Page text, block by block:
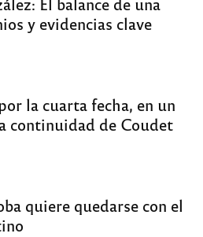
y evidencias clave
la cuarta fecha, en un
continuidad de Coudet
quiere quedarse con el